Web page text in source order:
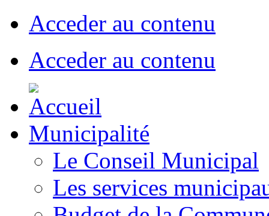
Acceder au contenu
Acceder au contenu
Municipalité
Le Conseil Municipal
Les services